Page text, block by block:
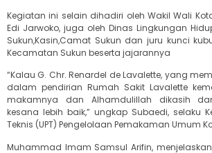
Kegiatan ini selain dihadiri oleh Wakil Wali
Edi Jarwoko, juga oleh Dinas Lingkungan
Sukun,Kasin,Camat Sukun dan juru kunci
Kecamatan Sukun beserta jajarannya
“Kalau G. Chr. Renardel de Lavalette, yang
dalam pendirian Rumah Sakit Lavalette
makamnya dan Alhamdulillah dikasih
kesana lebih baik,” ungkap Subaedi, selaku
Teknis (UPT) Pengelolaan Pemakaman Umum
Muhammad Imam Samsul Arifin,